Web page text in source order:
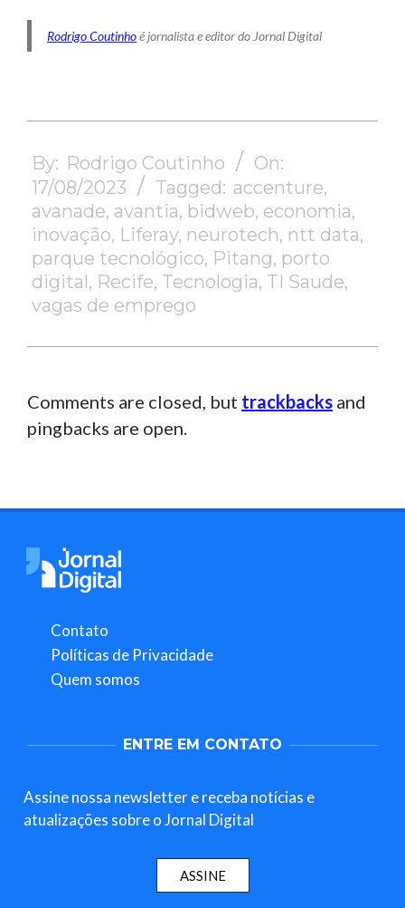
Rodrigo Coutinhoé jornalista e editor do Jornal Digital
08-
17
By: Rodrigo Coutinho
On:
17/08/2023
Tagged: accenture,
avanade, avantia, bidweb, economia,
inovação, Liferay, neurotech, ntt data,
parque tecnológico, Pitang, porto
digital, Recife, Tecnologia, TI Saude,
vagas de emprego
Comments are closed, but trackbacks and
pingbacks are open.
Contato
Políticas de Privacidade
Quem somos
ENTRE EM CONTATO
Assine nossa newsletter e receba notícias e
atualizações sobre o Jornal Digital
ASSINE